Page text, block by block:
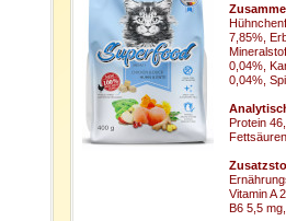
7,85%,
0,04%,
0,04%,
Protein
Vitamin A
B6 5,5